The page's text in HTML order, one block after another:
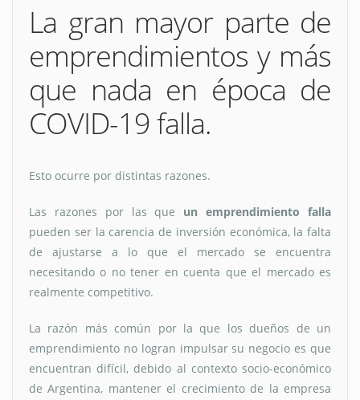
La gran mayor parte de
emprendimientos y más
que nada en época de
COVID-19 falla.
Esto ocurre por distintas razones.
Las razones por las que un emprendimiento falla
pueden ser la carencia de inversión económica, la falta
de ajustarse a lo que el mercado se encuentra
necesitando o no tener en cuenta que el mercado es
realmente competitivo.
La razón más común por la que los dueños de un
emprendimiento no logran impulsar su negocio es que
encuentran difícil, debido al contexto socio-económico
de Argentina, mantener el crecimiento de la empresa